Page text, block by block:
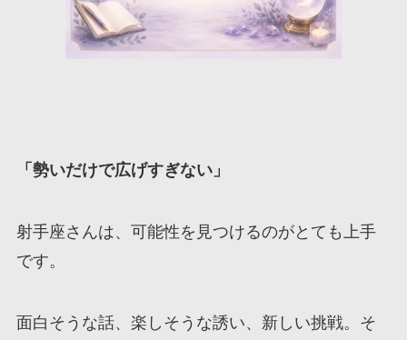
「 勢いだけで広げすぎない」
射手座さんは、可能性を見つけるのがとても上手
です。
面白そうな話、楽しそうな誘い、新しい挑戦。そ